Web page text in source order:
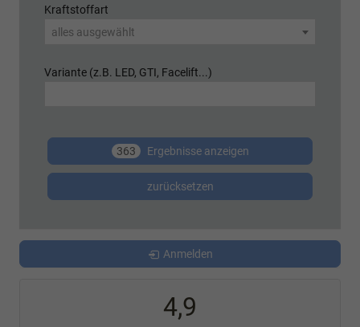
Kraftstoffart
alles ausgewählt
Variante (z.B. LED, GTI, Facelift...)
363 Ergebnisse anzeigen
zurücksetzen
Anmelden
4,9